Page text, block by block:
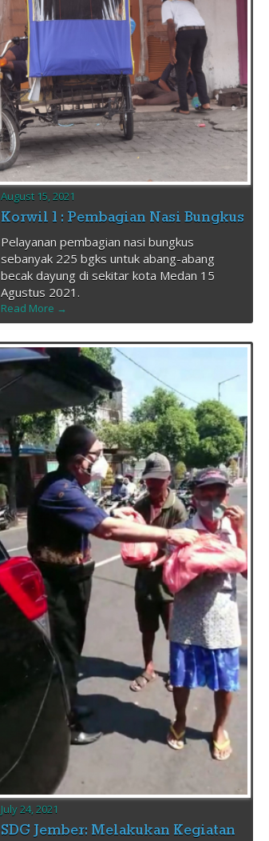
August 15, 2021
Korwil 1 : Pembagian Nasi Bungkus
Pelayanan pembagian nasi bungkus
sebanyak 225 bgks untuk abang-abang
becak dayung di sekitar kota Medan 15
Agustus 2021.
Read More →
July 24, 2021
SDG Jember: Melakukan Kegiatan